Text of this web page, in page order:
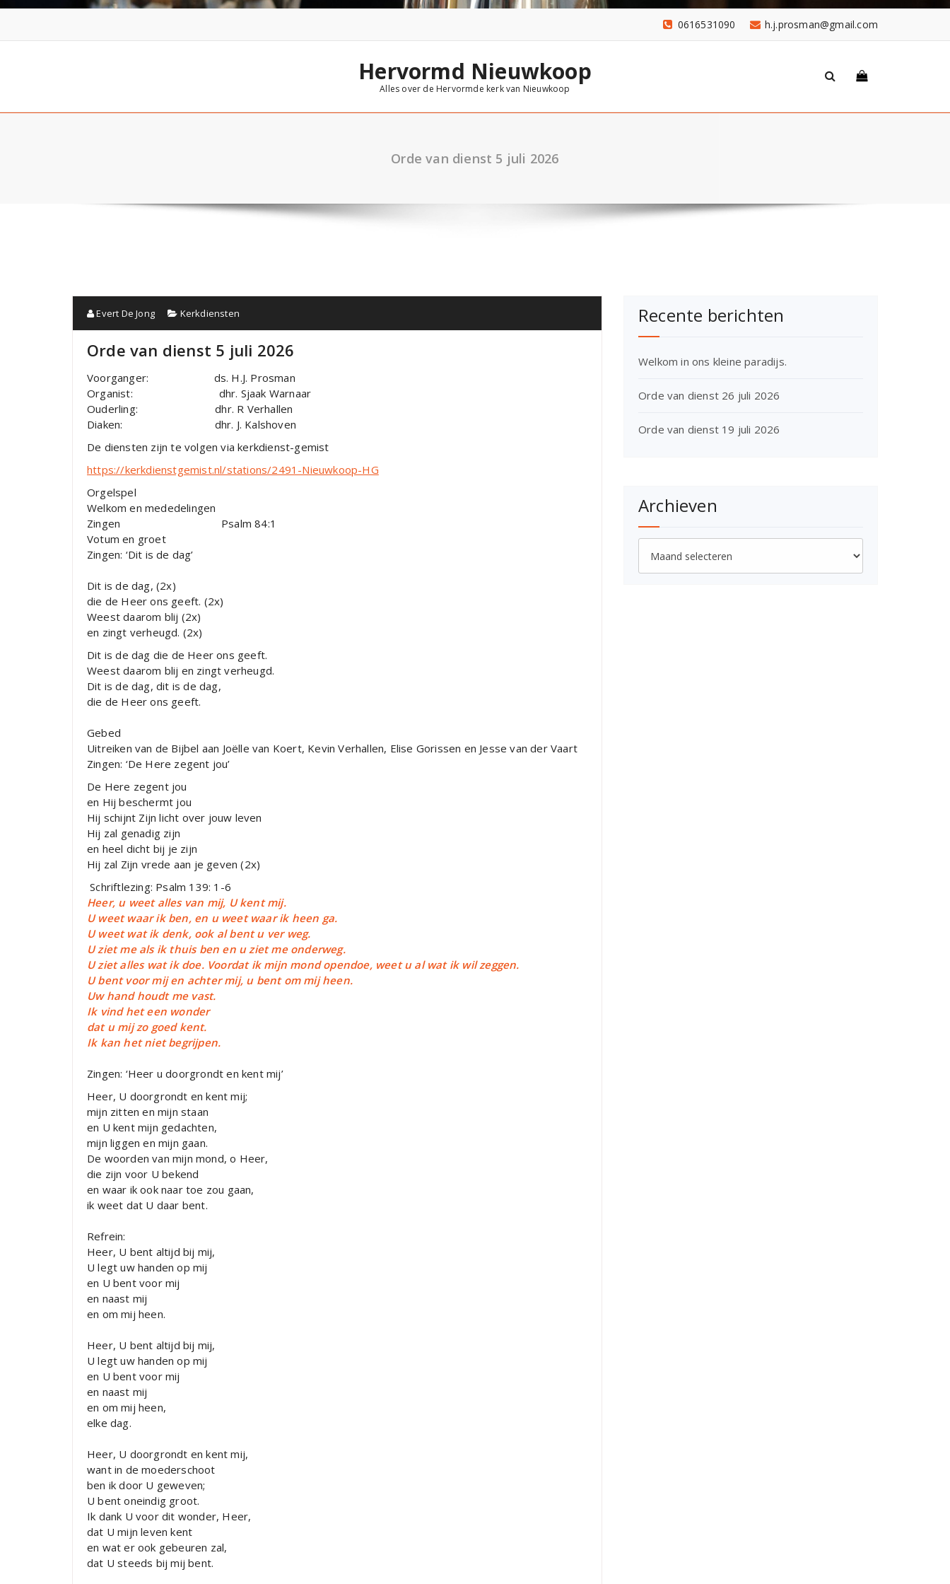
h.j.prosman@gmail.com
0616531090
Hervormd Nieuwkoop
Alles over de Hervormde kerk van Nieuwkoop
Orde van dienst 5 juli 2026
Evert De Jong Kerkdiensten
Orde van dienst 5 juli 2026
Voorganger: ds. H.J. Prosman
Organist: dhr. Sjaak Warnaar
Ouderling: dhr. R Verhallen
Diaken: dhr. J. Kalshoven
De diensten zijn te volgen via kerkdienst-gemist
https://kerkdienstgemist.nl/stations/2491-Nieuwkoop-HG
Orgelspel
Welkom en mededelingen
Zingen Psalm 84:1
Votum en groet
Zingen: ‘Dit is de dag’
Dit is de dag, (2x)
die de Heer ons geeft. (2x)
Weest daarom blij (2x)
en zingt verheugd. (2x)
Dit is de dag die de Heer ons geeft.
Weest daarom blij en zingt verheugd.
Dit is de dag, dit is de dag,
die de Heer ons geeft.
Gebed
Uitreiken van de Bijbel aan Joëlle van Koert, Kevin Verhallen, Elise Gorissen en Jesse van der Vaart
Zingen: ‘De Here zegent jou’
De Here zegent jou
en Hij beschermt jou
Hij schijnt Zijn licht over jouw leven
Hij zal genadig zijn
en heel dicht bij je zijn
Hij zal Zijn vrede aan je geven (2x)
Schriftlezing: Psalm 139: 1-6
Heer, u weet alles van mij, U kent mij.
U weet waar ik ben, en u weet waar ik heen ga.
U weet wat ik denk, ook al bent u ver weg.
U ziet me als ik thuis ben en u ziet me onderweg.
U ziet alles wat ik doe. Voordat ik mijn mond opendoe, weet u al wat ik wil zeggen.
U bent voor mij en achter mij, u bent om mij heen.
Uw hand houdt me vast.
Ik vind het een wonder
dat u mij zo goed kent.
Ik kan het niet begrijpen.
Zingen: ‘Heer u doorgrondt en kent mij’
Heer, U doorgrondt en kent mij;
mijn zitten en mijn staan
en U kent mijn gedachten,
mijn liggen en mijn gaan.
De woorden van mijn mond, o Heer,
die zijn voor U bekend
en waar ik ook naar toe zou gaan,
ik weet dat U daar bent.
Refrein:
Heer, U bent altijd bij mij,
U legt uw handen op mij
en U bent voor mij
en naast mij
en om mij heen.
Heer, U bent altijd bij mij,
U legt uw handen op mij
en U bent voor mij
en naast mij
en om mij heen,
elke dag.
Heer, U doorgrondt en kent mij,
want in de moederschoot
ben ik door U geweven;
U bent oneindig groot.
Ik dank U voor dit wonder, Heer,
dat U mijn leven kent
en wat er ook gebeuren zal,
dat U steeds bij mij bent.
Recente berichten
Welkom in ons kleine paradijs.
Orde van dienst 26 juli 2026
Orde van dienst 19 juli 2026
Archieven